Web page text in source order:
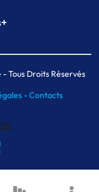
+
Tous Droits Réservés
-Contacts